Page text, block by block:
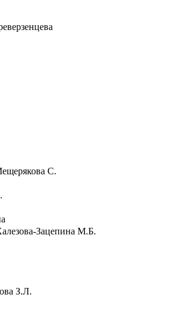
С.
Зацепина М.Б.
З.Л.